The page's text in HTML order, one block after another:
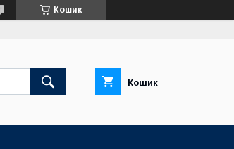
Кошик
Кошик